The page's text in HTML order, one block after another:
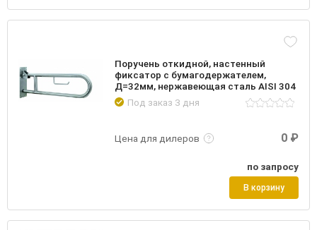
Поручень откидной, настенный
фиксатор с бумагодержателем,
Д=32мм, нержавеющая сталь AISI 304
Под заказ 3 дня
Цена для дилеров
Подробнее Войти
0 ₽
по запросу
В корзину